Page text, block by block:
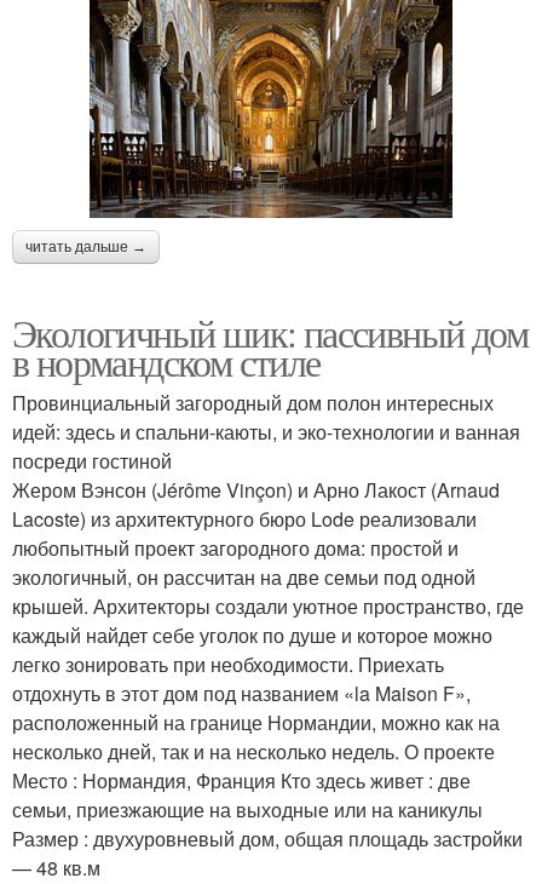
читать дальше →
Экологичный шик: пассивный дом
в нормандском стиле
Провинциальный загородный дом полон интересных
идей: здесь и спальни-каюты, и эко-технологии и ванная
посреди гостиной
Жером Вэнсон (Jérôme Vinçon) и Арно Лакост (Arnaud
Lacoste) из архитектурного бюро Lode реализовали
любопытный проект загородного дома: простой и
экологичный, он рассчитан на две семьи под одной
крышей. Архитекторы создали уютное пространство, где
каждый найдет себе уголок по душе и которое можно
легко зонировать при необходимости. Приехать
отдохнуть в этот дом под названием «la Maison F»,
расположенный на границе Нормандии, можно как на
несколько дней, так и на несколько недель. О проекте
Место : Нормандия, Франция Кто здесь живет : две
семьи, приезжающие на выходные или на каникулы
Размер : двухуровневый дом, общая площадь застройки
— 48 кв.м